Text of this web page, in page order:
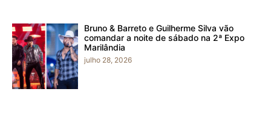
Bruno & Barreto e Guilherme Silva vão
comandar a noite de sábado na 2ª Expo
Marilândia
julho 28, 2026